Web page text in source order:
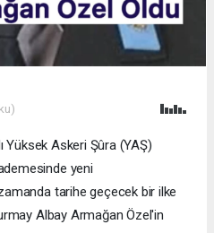
Yüksek Askeri Şûra (YAŞ)
yeni
tarihe geçecek bir ilke
Albay Armağan Özel'in